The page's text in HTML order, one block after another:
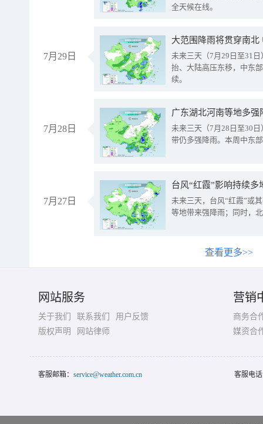
全天候在线。
7月29日
大范围降雨将贯穿南
未来三天（7月29日至31
抬、大陆高压东移，中东
续。
7月28日
广东湖北河南等地多
未来三天（7月28日至30
带仍多强降雨。本周中东
7月27日
台风“红霞”影响持续
未来三天，台风“红霞”或
等地带来强降雨；同时，
查看更多>>
网站服务
关于我们 联系我们
用户反馈
版权声明
网站律师
营销
商务合
媒资合
客服邮箱： service@weather.com.cn 客服电